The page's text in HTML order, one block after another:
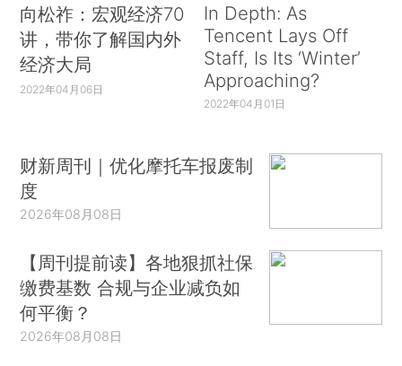
向松祚：宏观经济70
讲，带你了解国内外
经济大局
2022年04月06日
In Depth: As
Tencent Lays Off
Staff, Is Its ‘Winter’
Approaching?
2022年04月01日
财新周刊｜优化摩托车报废制
度
2026年08月08日
【周刊提前读】各地狠抓社保
缴费基数 合规与企业减负如
何平衡？
2026年08月08日